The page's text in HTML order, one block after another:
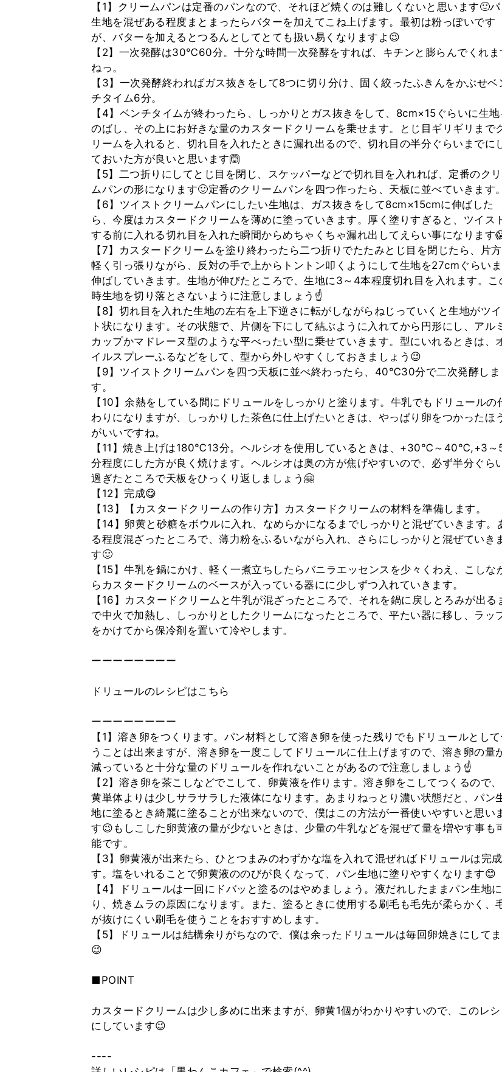
【1】クリームパンは定番のパンなので、それほど焼くのは難しくないと思います🙂
生地を混ぜある程度まとまったらバターを加えてこね上げます。最初は粉っぽいです
が、バターを加えるとつるんとしてとても扱い易くなりますよ😉
【2】一次発酵は30℃60分。十分な時間一次発酵をすれば、キチンと膨らんでくれま
ねっ。
【3】一次発酵終わればガス抜きをして8つに切り分け、固く絞ったふきんをかぶせベ
チタイム6分。
【4】ベンチタイムが終わったら、しっかりとガス抜きをして、8cm×15ぐらいに生地
のばし、その上にお好きな量のカスタードクリームを乗せます。とじ目ギリギリまで
リームを入れると、切れ目を入れたときに漏れ出るので、切れ目の半分ぐらいまでに
ておいた方が良いと思います🙆‍
【5】二つ折りにしてとじ目を閉じ、スケッパーなどで切れ目を入れれば、定番のク
ムパンの形になります🙂定番のクリームパンを四つ作ったら、天板に並べていきます。
【6】ツイストクリームパンにしたい生地は、ガス抜きをして8cm×15cmに伸ばした
ら、今度はカスタードクリームを薄めに塗っていきます。厚く塗りすぎると、ツイス
する前に入れる切れ目を入れた瞬間からめちゃくちゃ漏れ出してえらい事になります
【7】カスタードクリームを塗り終わったら二つ折りでたたみとじ目を閉じたら、片
軽く引っ張りながら、反対の手で上からトントン叩くようにして生地を27cmぐらい
伸ばしていきます。生地が伸びたところで、生地に3～4本程度切れ目を入れます。こ
時生地を切り落とさないように注意しましょう☝
【8】切れ目を入れた生地の左右を上下逆さに転がしながらねじっていくと生地がツ
ト状になります。その状態で、片側を下にして結ぶように入れてから円形にし、アルミ
カップかマドレーヌ型のような平べったい型に乗せていきます。型にいれるときは、
イルスプレーふるなどをして、型から外しやすくしておきましょう😉
【9】ツイストクリームパンを四つ天板に並べ終わったら、40℃30分で二次発酵しま
す。
【10】余熱をしている間にドリュールをしっかりと塗ります。牛乳でもドリュールの
わりになりますが、しっかりした茶色に仕上げたいときは、やっぱり卵をつかったほ
がいいですね。
【11】焼き上げは180℃13分。ヘルシオを使用しているときは、+30℃～40℃,+3～
分程度にした方が良く焼けます。ヘルシオは奥の方が焦げやすいので、必ず半分ぐら
過ぎたところで天板をひっくり返しましょう🤗
【12】完成😋
【13】【カスタードクリームの作り方】カスタードクリームの材料を準備します。
【14】卵黄と砂糖をボウルに入れ、なめらかになるまでしっかりと混ぜていきます。
る程度混ざったところで、薄力粉をふるいながら入れ、さらにしっかりと混ぜていき
す🙂
【15】牛乳を鍋にかけ、軽く一煮立ちしたらバニラエッセンスを少々くわえ、こしな
らカスタードクリームのベースが入っている器にに少しずつ入れていきます。
【16】カスタードクリームと牛乳が混ざったところで、それを鍋に戻しとろみが出る
で中火で加熱し、しっかりとしたクリームになったところで、平たい器に移し、ラッ
をかけてから保冷剤を置いて冷やします。
ーーーーーーーー
ドリュールのレシピはこちら
ーーーーーーーー
【1】溶き卵をつくります。パン材料として溶き卵を使った残りでもドリュールとし
うことは出来ますが、溶き卵を一度こしてドリュールに仕上げますので、溶き卵の量
減っていると十分な量のドリュールを作れないことがあるので注意しましょう☝
【2】溶き卵を茶こしなどでこして、卵黄液を作ります。溶き卵をこしてつくるので
黄単体よりは少しサラサラした液体になります。あまりねっとり濃い状態だと、パン
地に塗るとき綺麗に塗ることが出来ないので、僕はこの方法が一番使いやすいと思い
す😉もしこした卵黄液の量が少ないときは、少量の牛乳などを混ぜて量を増やす事も
能です。
【3】卵黄液が出来たら、ひとつまみのわずかな塩を入れて混ぜればドリュールは完
す。塩をいれることで卵黄液ののびが良くなって、パン生地に塗りやすくなります😊
【4】ドリュールは一回にドバッと塗るのはやめましょう。液だれしたままパン生地
り、焼きムラの原因になります。また、塗るときに使用する刷毛も毛先が柔らかく、
が抜けにくい刷毛を使うことをおすすめします。
【5】ドリュールは結構余りがちなので、僕は余ったドリュールは毎回卵焼きにして
😉
■POINT
カスタードクリームは少し多めに出来ますが、卵黄1個がわかりやすいので、このレ
にしています😉
----